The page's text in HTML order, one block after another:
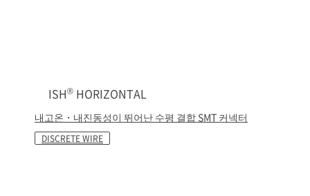
ISH® HORIZONTAL
내고온・내진동성이 뛰어난 수평 결합 SMT 커넥터
DISCRETE WIRE